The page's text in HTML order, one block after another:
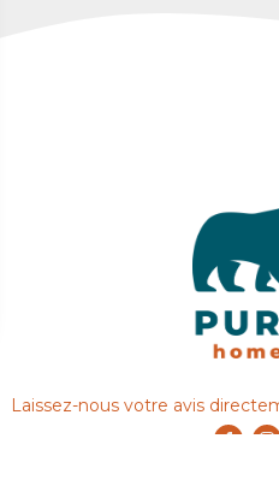
Laissez-nous votre avis